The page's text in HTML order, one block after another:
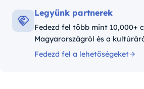
Legyünk partnerek
Fedezd fel több mint 10,000+
Magyarországról és a
Fedezd fel a lehetőségeket